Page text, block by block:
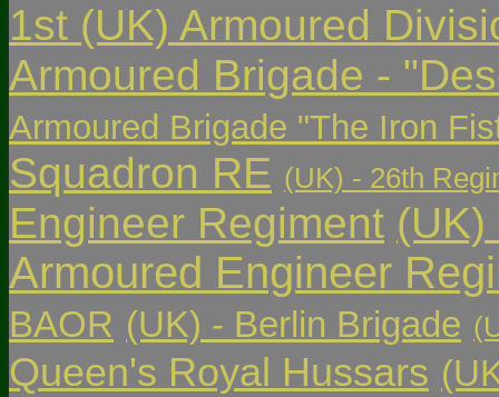
1st (UK) Armoured
Armoured Brigade -
Armoured Brigade "The Iron
Squadron RE (UK) - 26th
Engineer Regiment
Armoured Engineer
BAOR (UK) - Berlin Brigade
Queen's Royal Hussars